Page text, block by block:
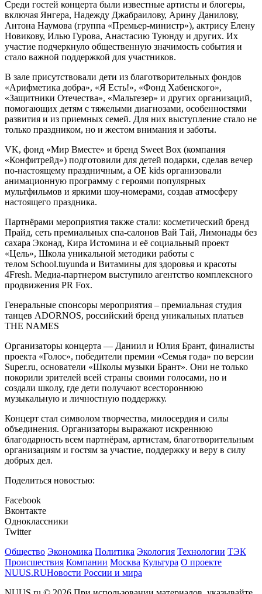
Среди гостей концерта были известные артисты и блогеры,
включая Янгера, Надежду Джабраилову, Арину Данилову,
Антона Наумова (группа «Премьер-министр»), актрису Елену
Новикову, Илью Гурова, Анастасию Туюнду и других. Их
участие подчеркнуло общественную значимость события и
стало важной поддержкой для участников.
В зале присутствовали дети из благотворительных фондов
«Арифметика добра», «Я Есть!», «Фонд Хабенского»,
«Защитники Отечества», «Мальтезер» и других организаций,
помогающих детям с тяжелыми диагнозами, особенностями
развития и из приемных семей. Для них выступление стало не
только праздником, но и жестом внимания и заботы.
VK, фонд «Мир Вместе» и бренд Sweet Box (компания
«Конфитрейд») подготовили для детей подарки, сделав вечер
по-настоящему праздничным, а OE kids организовали
анимационную программу с героями популярных
мультфильмов и яркими шоу-номерами, создав атмосферу
настоящего праздника.
Партнёрами мероприятия также стали: косметический бренд
Прайд, сеть премиальных спа-салонов Вай Тай, Лимонады без
сахара Эконад, Кира Истомина и её социальный проект
«Цель», Школа уникальной методики работы с
телом School.tuyunda и Витамины для здоровья и красоты
4Fresh. Медиа-партнером выступило агентство комплексного
продвижения PR Fox.
Генеральные спонсоры мероприятия – премиальная студия
танцев ADORNOS, российский бренд уникальных платьев
THE NAMES
Организаторы концерта — Даниил и Юлия Брант, финалисты
проекта «Голос», победители премии «Семья года» по версии
Super.ru, основатели «Школы музыки Брант». Они не только
покорили зрителей всей страны своими голосами, но и
создали школу, где дети получают всестороннюю
музыкальную и личностную поддержку.
Концерт стал символом творчества, милосердия и силы
объединения. Организаторы выражают искреннюю
благодарность всем партнёрам, артистам, благотворительным
организациям и гостям за участие, поддержку и веру в силу
добрых дел.
Поделиться новостью:
Facebook
Вконтакте
Одноклассники
Twitter
Общество Экономика Политика Экология Технологии ТЭК
Происшествия Компании Москва Культура О проекте
NUUS.RUНовости России и мира